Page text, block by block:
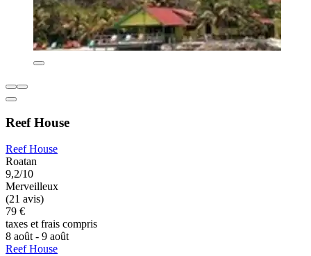
Reef House
Reef House
Roatan
9,2/10
Merveilleux
(21 avis)
79 €
taxes et frais compris
8 août - 9 août
Reef House